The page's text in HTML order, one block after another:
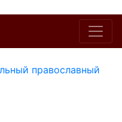
православный